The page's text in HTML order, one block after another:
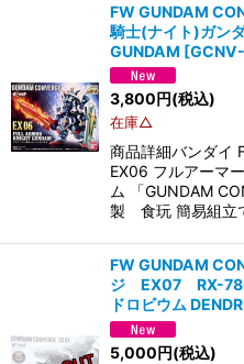
FW GUNDAM
騎士(ナイト)ガン
GUNDAM [
3,800円(税込)
在庫△
商品詳細バンダイ
EX06 フルアーマ
ム 「GUNDAM
製 食玩 簡易組立
FW GUNDAM
ジ EX07 RX-
ドロビウム
5,000円(税込)